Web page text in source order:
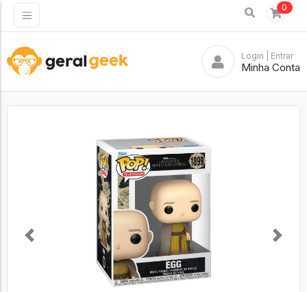
0
Login | Entrar
Minha Conta
Previous Next